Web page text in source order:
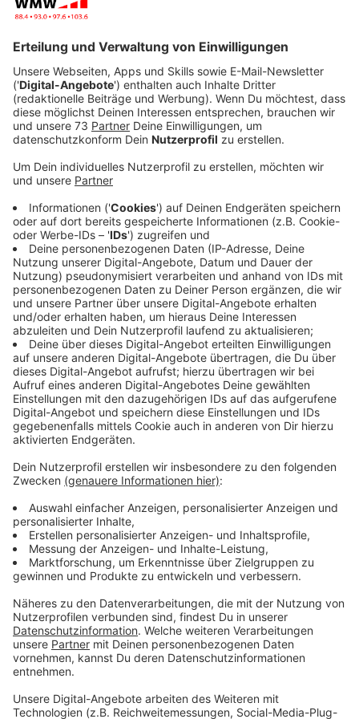
erreichte Ziel.
Veröffentlicht:Mittwoch, 21.05.2025 07:56
Anzeige
Spendenziel erreicht und Therapie möglich
Anzeige
Ida und ihre Familie stehen vor großen
Herausforderungen. Um das kleine Mädchen weiter zu
fördern, ist sie bei der Galileo-Therapie angemeldet.
Die Kosten werden leider nicht von der Krankenkasse
übernommen. Diese Therapie soll noch mehr Stabilität
bringen. Bereits jetzt verwendet die Physiotherapeutin
die Rüttelplatte, auf welcher auch die Galileo-
Therapie basiert. Leider ist die Anwendung ein Mal
wöchentlich viel zu gering. Da würde eine eigene
Rüttelplatte sehr helfen. So könnte die Therapie in
Köln vorbereitet und auch nach der eigentlichen
Die Spendenaktion war dazu gedacht, die Therapie und
den Kauf dieser Rüttelplatte zu ermöglichen. Das Ziel
über 15.000 Euro ist bereits erreicht und das Ganze
ging schneller, als gedacht. Dafür möchte Kerstin sich
ganz herzlich bei jedem einzelnen bedanken, der seinen
Teil dazu beigetragen hat, denn so geht es für Ida
Wer Ida weiterhin unterstützen möchte, darf natürlich
gern spenden. Jeder Cent zählt und gibt Hoffnung!
Anzeige